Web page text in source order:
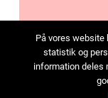
På vores website
statistik og
information deles